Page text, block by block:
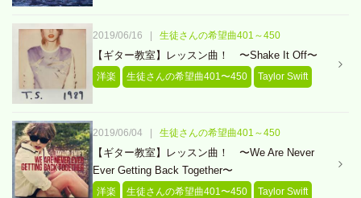
2019/06/16 生徒さんの希望曲401～450
【ギター教室】レッスン曲！ 〜Shake It Off〜
洋楽 生徒さんの希望曲401〜450 Taylor Swift
2019/06/04 生徒さんの希望曲401～450
【ギター教室】レッスン曲！ 〜We Are Never
Ever Getting Back Together〜
洋楽 生徒さんの希望曲401〜450 Taylor Swift